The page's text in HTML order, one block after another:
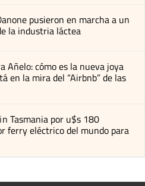
pusieron en marcha a un
la industria láctea
Añelo: cómo es la nueva joya
en la mira del “Airbnb” de las
Tasmania por u$s 180
ferry eléctrico del mundo para